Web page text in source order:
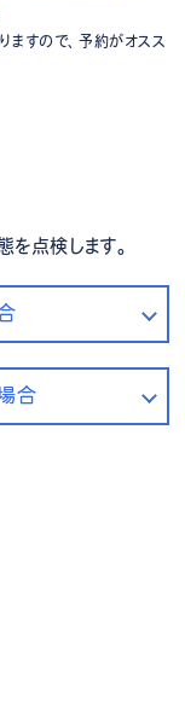
ますので、予約がオスス
点検します。
合